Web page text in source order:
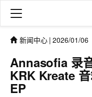
新闻中心 | 2026/01/06
Annasofia 录
KRK Kreate
EP